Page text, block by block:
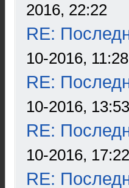
2016, 22:22
RE:
10-2016, 11:28
RE:
10-2016, 13:53
RE:
10-2016, 17:22
RE: